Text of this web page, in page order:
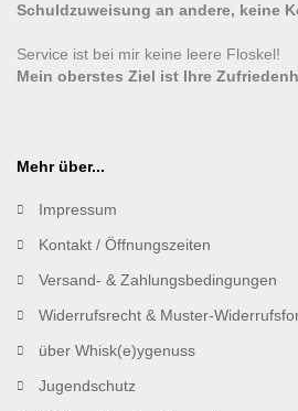
Schuldzuweisung an andere, keine
Service ist bei mir keine leere Floskel!
Mein oberstes Ziel ist Ihre
Mehr über...
Impressum
Kontakt / Öffnungszeiten
Versand- & Zahlungsbedingungen
Widerrufsrecht & Muster-
über Whisk(e)ygenuss
Jugendschutz